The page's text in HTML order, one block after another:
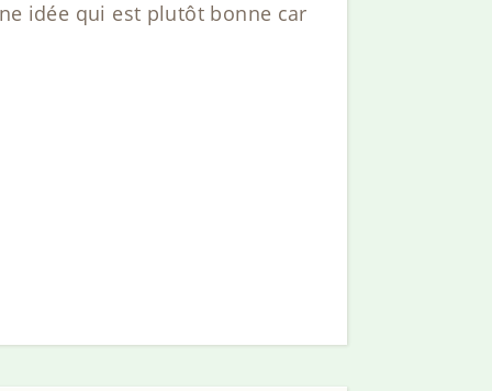
idée qui est plutôt bonne car